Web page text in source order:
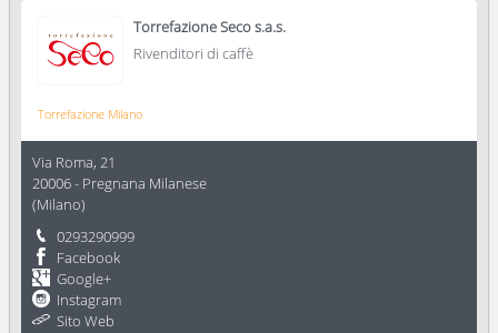
Torrefazione Seco s.a.s.
Rivenditori di caffè
Torrefazione Milano
Via Roma, 21
20006- Pregnana Milanese
(Milano)
0293290999
Facebook
Google+
Instagram
Sito Web